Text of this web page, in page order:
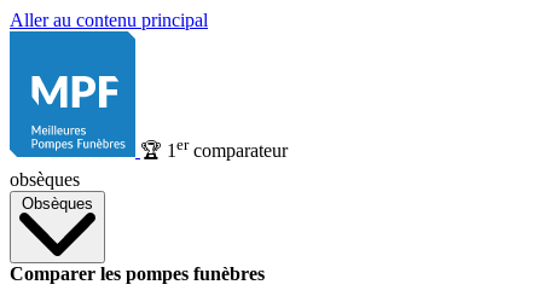
Aller au contenu principal
🏆 1 ercomparateur
obsèques
Obsèques
Comparer les pompes funèbres